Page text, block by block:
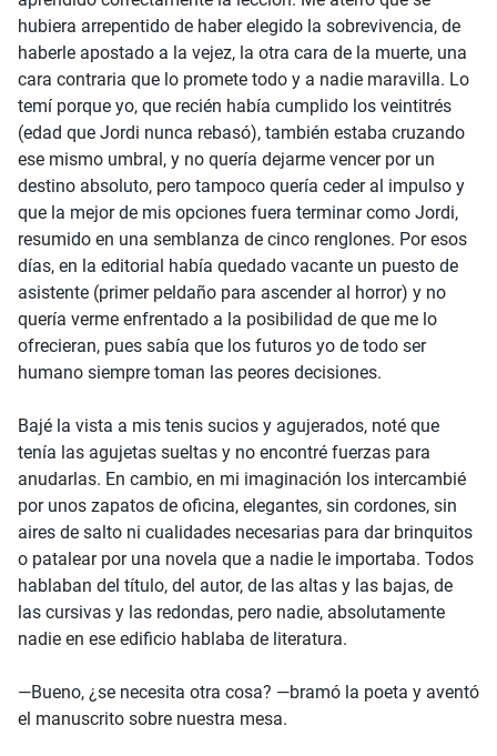
hubiera arrepentido de haber elegido la sobrevivencia, de
haberle apostado a la vejez, la otra cara de la muerte, una
cara contraria que lo promete todo y a nadie maravilla. Lo
temí porque yo, que recién había cumplido los veintitrés
(edad que Jordi nunca rebasó), también estaba cruzando
ese mismo umbral, y no quería dejarme vencer por un
destino absoluto, pero tampoco quería ceder al impulso y
que la mejor de mis opciones fuera terminar como Jordi,
resumido en una semblanza de cinco renglones. Por esos
días, en la editorial había quedado vacante un puesto de
asistente (primer peldaño para ascender al horror) y no
quería verme enfrentado a la posibilidad de que me lo
ofrecieran, pues sabía que los futuros yo de todo ser
humano siempre toman las peores decisiones.
Bajé la vista a mis tenis sucios y agujerados, noté que
tenía las agujetas sueltas y no encontré fuerzas para
anudarlas. En cambio, en mi imaginación los intercambié
por unos zapatos de oficina, elegantes, sin cordones, sin
aires de salto ni cualidades necesarias para dar brinquitos
o patalear por una novela que a nadie le importaba. Todos
hablaban del título, del autor, de las altas y las bajas, de
las cursivas y las redondas, pero nadie, absolutamente
nadie en ese edificio hablaba de literatura.
—Bueno, ¿se necesita otra cosa? —bramó la poeta y aventó
el manuscrito sobre nuestra mesa.